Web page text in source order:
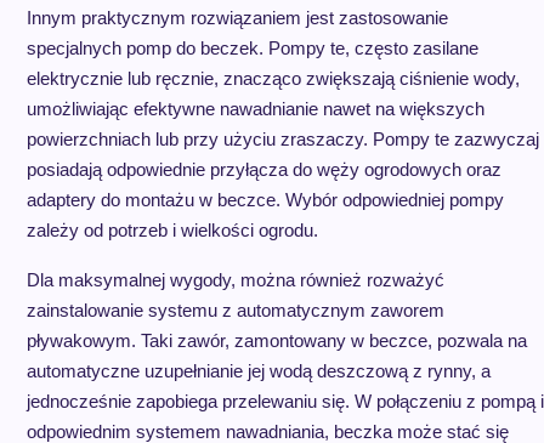
Innym praktycznym rozwiązaniem jest zastosowanie
specjalnych pomp do beczek. Pompy te, często zasilane
elektrycznie lub ręcznie, znacząco zwiększają ciśnienie wody,
umożliwiając efektywne nawadnianie nawet na większych
powierzchniach lub przy użyciu zraszaczy. Pompy te zazwyczaj
posiadają odpowiednie przyłącza do węży ogrodowych oraz
adaptery do montażu w beczce. Wybór odpowiedniej pompy
zależy od potrzeb i wielkości ogrodu.
Dla maksymalnej wygody, można również rozważyć
zainstalowanie systemu z automatycznym zaworem
pływakowym. Taki zawór, zamontowany w beczce, pozwala na
automatyczne uzupełnianie jej wodą deszczową z rynny, a
jednocześnie zapobiega przelewaniu się. W połączeniu z pompą i
odpowiednim systemem nawadniania, beczka może stać się